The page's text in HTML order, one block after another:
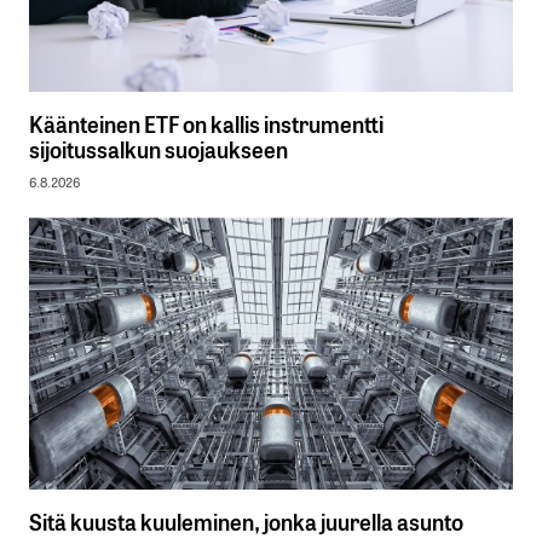
Käänteinen ETF on kallis instrumentti
sijoitussalkun suojaukseen
6.8.2026
Sitä kuusta kuuleminen, jonka juurella asunto